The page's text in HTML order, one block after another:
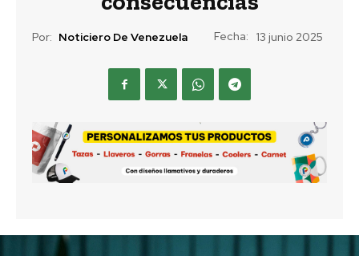
Por: Noticiero De Venezuela Fecha: 13 junio 2025